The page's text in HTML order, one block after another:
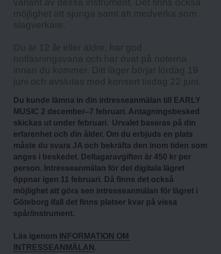
variant av dessa instrument. Det finns också
möjlighet att sjunga samt att medverka som
slagverkare.
Du är 12 år eller äldre, har god
notläsningsvana och har övat på noterna
innan du kommer. Ditt läger börjar lördag 19
juni och avslutas med konsert tisdag 22 juni.
Du kunde lämna in din intresseanmälan till EARLY
MUSIC 2 december–7 februari. Antagningsbesked
skickas ut under februari.  Urvalet baseras på din
erfarenhet och din ålder. Om du erbjuds en plats
måste du svara JA och bekräfta den inom tiden som
anges i beskedet. Deltagaravgiften är 450 kr per
person. Intresseanmälan för det digitala lägret
öppnar igen 11 februari. Då finns det också
möjlighet att göra sen intresseanmälan för lägret i
Göteborg ifall det finns platser kvar på vissa
spår/instrument.
Läs igenom
INFORMATION OM
INTRESSEANMÄLAN .